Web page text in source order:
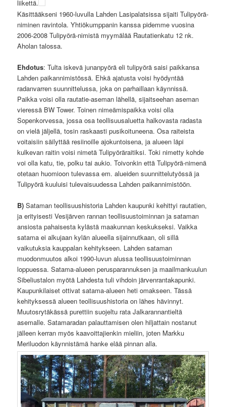
liikettä.
Käsittääkseni 1960-luvulla Lahden Lasipalatsissa sijaiti Tulipyörä-
niminen ravintola. Yhtiökumppanin kanssa pidemme vuosina
2006-2008 Tulipyörä-nimistä myymälää Rautatienkatu 12 nk.
Aholan talossa.
Ehdotus: Tulta iskevä junanpyörä eli tulipyörä saisi paikkansa
Lahden paikannimistössä. Ehkä ajatusta voisi hyödyntää
radanvarren suunnittelussa, joka on parhaillaan käynnissä.
Paikka voisi olla rautatie-aseman lähellä, sijaitseehan aseman
vieressä BW Tower. Toinen nimeämispaikka voisi olla
Sopenkorvessa, jossa osa teollisuusaluetta halkovasta radasta
on vielä jäljellä, tosin raskaasti pusikoituneena. Osa raiteista
voitaisiin säilyttää resiinoille ajokuntoisena, ja alueen läpi
kulkevan raitin voisi nimetä Tulipyöräraitiksi. Toki nimetty kohde
voi olla katu, tie, polku tai aukio. Toivonkin että Tulipyörä-nimenä
otetaan huomioon tulevassa em. alueiden suunnittelutyössä ja
Tulipyörä kuuluisi tulevaisuudessa Lahden paikannimistöön.
B) Sataman teollisuushistoria Lahden kaupunki kehittyi rautatien,
ja erityisesti Vesijärven rannan teollisuustoiminnan ja sataman
ansiosta pahaisesta kylästä maakunnan keskukseksi. Vaikka
satama ei alkujaan kylän alueella sijainnutkaan, oli sillä
vaikutuksia kauppalan kehitykseen. Lahden sataman
muodonmuutos alkoi 1990-luvun alussa teollisuustoiminnan
loppuessa. Satama-alueen perusparannuksen ja maailmankuulun
Sibeliustalon myötä Lahdesta tuli vihdoin järvenrantakapunki.
Kaupunkilaiset ottivat satama-alueen heti omakseen. Tässä
kehityksessä alueen teollisuushistoria on lähes hävinnyt.
Muutosrytäkässä purettiin suojeltu rata Jalkarannantieltä
asemalle. Satamaradan palauttamisen olen hiljattain nostanut
jälleen kerran myös kaavoittajienkin mieliin, joten Markku
Meriluodon käynnistämä hanke elää pinnan alla.